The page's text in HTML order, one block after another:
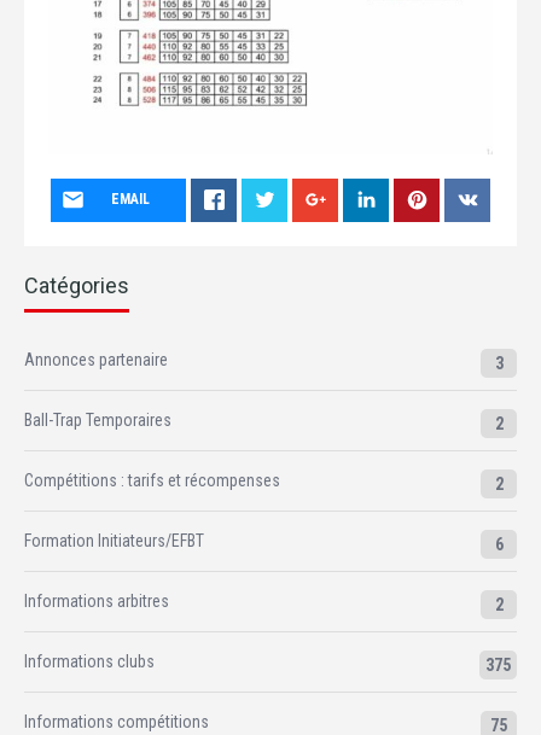
EMAIL
Catégories
Annonces partenaire 3
Ball-Trap Temporaires 2
Compétitions : tarifs et récompenses 2
Formation Initiateurs/EFBT 6
Informations arbitres 2
Informations clubs 375
Informations compétitions 75